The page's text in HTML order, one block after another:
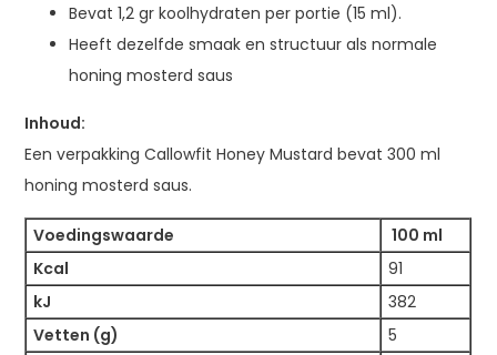
Bevat 1,2 gr koolhydraten per portie (15 ml).
Heeft dezelfde smaak en structuur als normale
honing mosterd saus
Inhoud:
Een verpakking Callowfit Honey Mustard bevat 300 ml
honing mosterd saus.
Voedingswaarde
100 ml
Kcal
91
kJ
382
Vetten (g)
5